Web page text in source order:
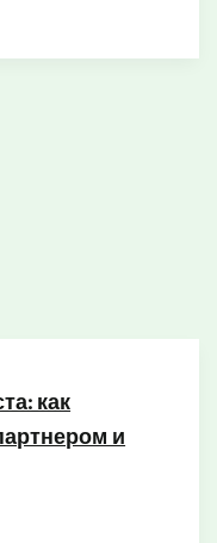
как
и